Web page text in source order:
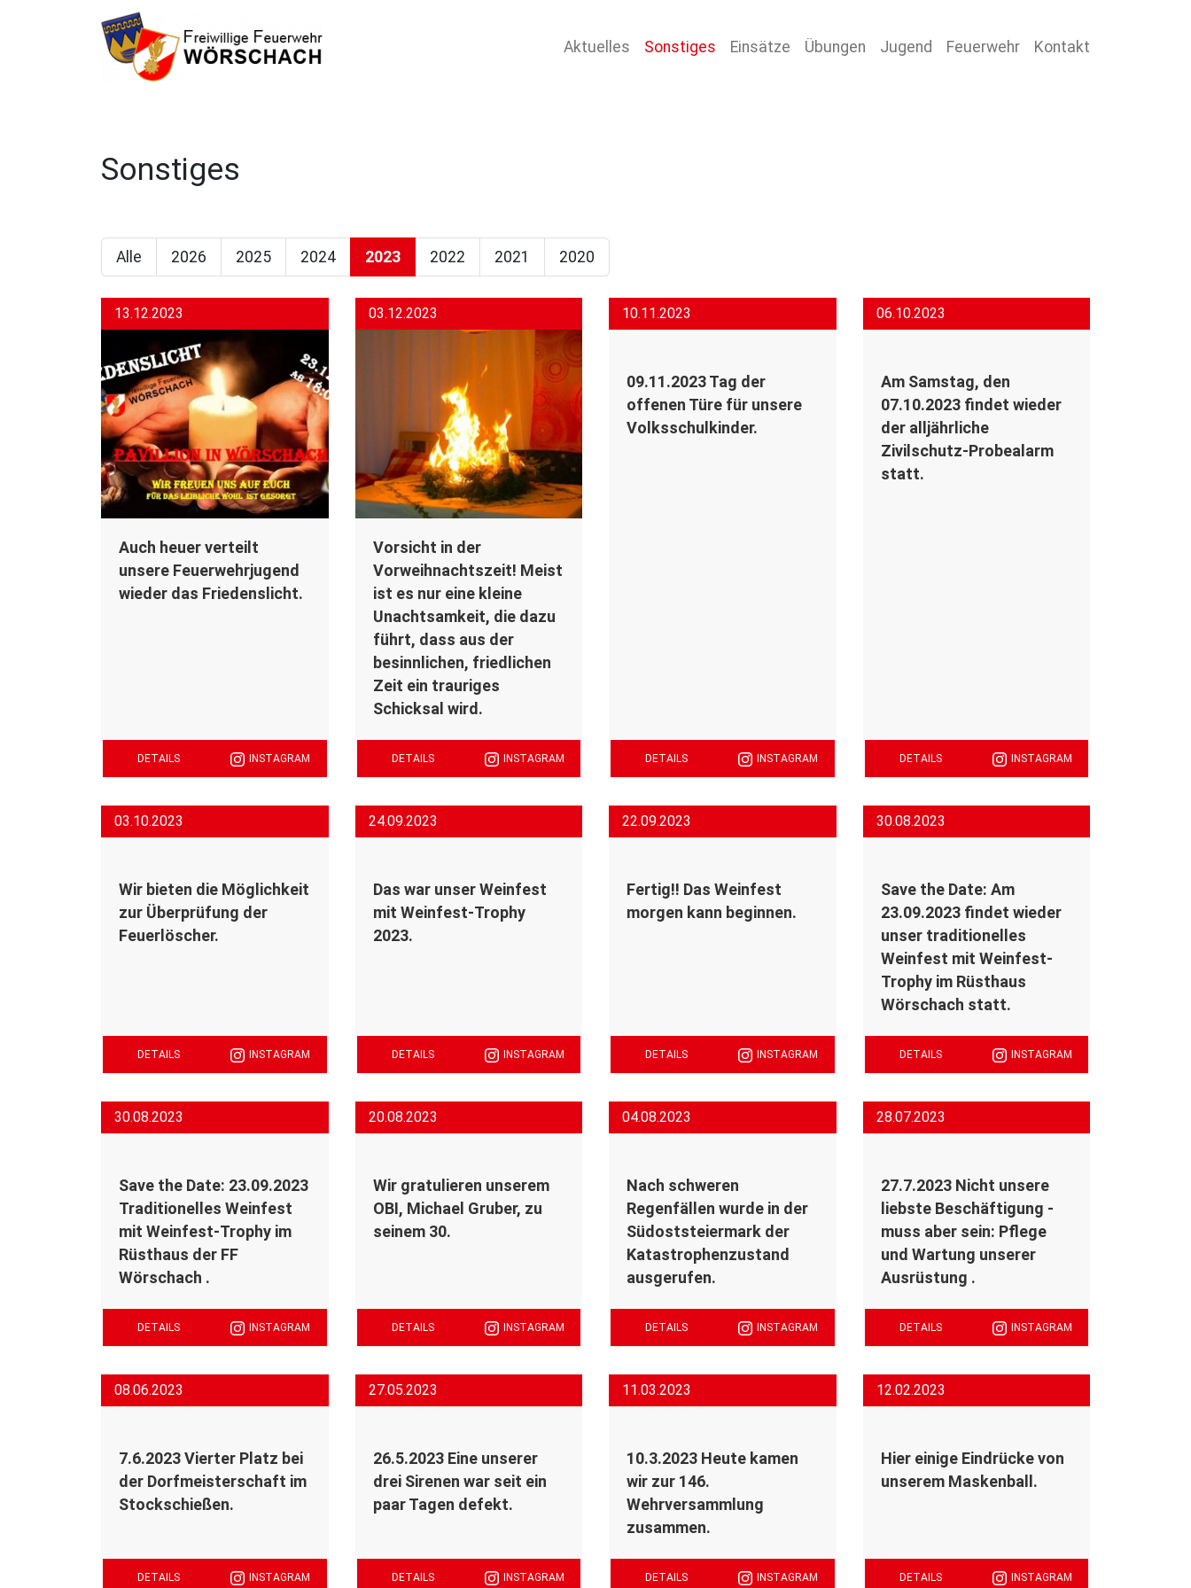
Aktuelles Sonstiges Einsätze Übungen Jugend Feuerwehr Kontakt
Sonstiges
Alle 2026 2025 2024 2023 2022 2021 2020
13.12.2023
Auch heuer verteilt
unsere Feuerwehrjugend
wieder das Friedenslicht.
DETAILS INSTAGRAM
03.12.2023
Vorsicht in der
Vorweihnachtszeit! Meist
ist es nur eine kleine
Unachtsamkeit, die dazu
führt, dass aus der
besinnlichen, friedlichen
Zeit ein trauriges
Schicksal wird.
DETAILS INSTAGRAM
10.11.2023
09.11.2023 Tag der
offenen Türe für unsere
Volksschulkinder.
DETAILS INSTAGRAM
06.10.2023
Am Samstag, den
07.10.2023 findet wieder
der alljährliche
Zivilschutz-Probealarm
statt.
DETAILS INSTAGRAM
03.10.2023
Wir bieten die Möglichkeit
zur Überprüfung der
Feuerlöscher.
DETAILS INSTAGRAM
24.09.2023
Das war unser Weinfest
mit Weinfest-Trophy
2023.
DETAILS INSTAGRAM
22.09.2023
Fertig!! Das Weinfest
morgen kann beginnen.
DETAILS INSTAGRAM
30.08.2023
Save the Date: Am
23.09.2023 findet wieder
unser traditionelles
Weinfest mit Weinfest-
Trophy im Rüsthaus
Wörschach statt.
DETAILS INSTAGRAM
30.08.2023
Save the Date: 23.09.2023
Traditionelles Weinfest
mit Weinfest-Trophy im
Rüsthaus der FF
Wörschach .
DETAILS INSTAGRAM
20.08.2023
Wir gratulieren unserem
OBI, Michael Gruber, zu
seinem 30.
DETAILS INSTAGRAM
04.08.2023
Nach schweren
Regenfällen wurde in der
Südoststeiermark der
Katastrophenzustand
ausgerufen.
DETAILS INSTAGRAM
28.07.2023
27.7.2023 Nicht unsere
liebste Beschäftigung -
muss aber sein: Pflege
und Wartung unserer
Ausrüstung .
DETAILS INSTAGRAM
08.06.2023
7.6.2023 Vierter Platz bei
der Dorfmeisterschaft im
Stockschießen.
DETAILS INSTAGRAM
27.05.2023
26.5.2023 Eine unserer
drei Sirenen war seit ein
paar Tagen defekt.
DETAILS INSTAGRAM
11.03.2023
10.3.2023 Heute kamen
wir zur 146.
Wehrversammlung
zusammen.
DETAILS INSTAGRAM
12.02.2023
Hier einige Eindrücke von
unserem Maskenball.
DETAILS INSTAGRAM